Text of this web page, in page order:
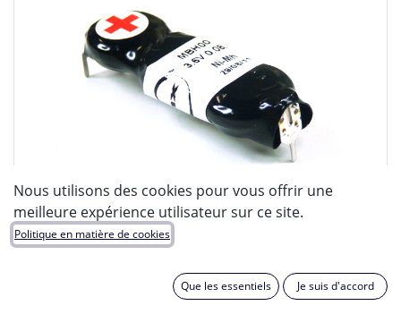
Nous utilisons des cookies pour vous offrir une
meilleure expérience utilisateur sur ce site.
Politique en matière de cookies
Que les essentiels Je suis d'accord